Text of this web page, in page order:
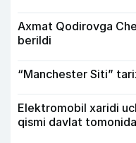
Axmat Qodirovga
berildi
“Manchester Siti”
Elektromobil xaridi
qismi davlat